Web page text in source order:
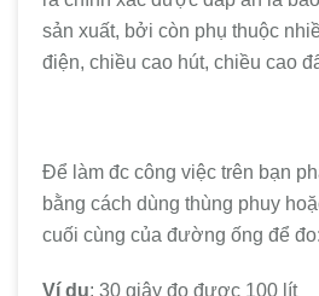
sản xuất, bởi còn phụ thuộc
điện, chiều cao hút, chiều cao
Để làm đc công việc trên bạn
bằng cách dùng thùng phuy
cuối cùng của đường ống để đo:
Ví dụ: 30 giây đo được 100 lít